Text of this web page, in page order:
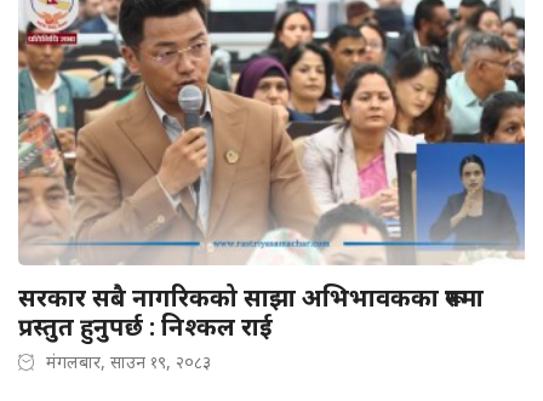
सरकार सबै नागरिकको साझा अभिभावकका रूपमा
प्रस्तुत हुनुपर्छ : निश्कल राई
मंगलबार, साउन १९, २०८३